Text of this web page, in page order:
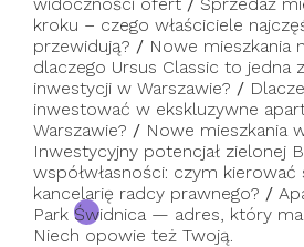
kroku – czego właściciele
przewidują? / Nowe mieszkania
dlaczego Ursus Classic to jedna
inwestycji w Warszawie? /
inwestować w ekskluzywne
Warszawie? / Nowe mieszkania
Inwestycyjny potencjał zielonej
współwłasności: czym kierować
kancelarię radcy prawnego? /
Park Świdnica — adres, który
Niech opowie też Twoją.